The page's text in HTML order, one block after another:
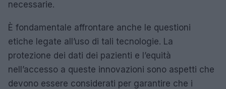
necessarie.
È fondamentale affrontare anche le questioni
etiche legate all’uso di tali tecnologie. La
protezione dei dati dei pazienti e l’equità
nell’accesso a queste innovazioni sono aspetti che
devono essere considerati per garantire che i